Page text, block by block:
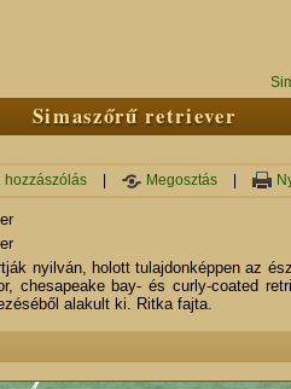
Simaszőrű retriever
hozzászólás Megosztás
nyilván, holott tulajdonképpen az
chesapeake bay- és curly-coated
alakult ki. Ritka fajta.